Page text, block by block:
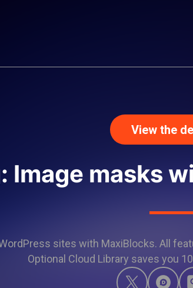
View the
Image masks
sites with MaxiBlocks. All
Optional Cloud Library saves you